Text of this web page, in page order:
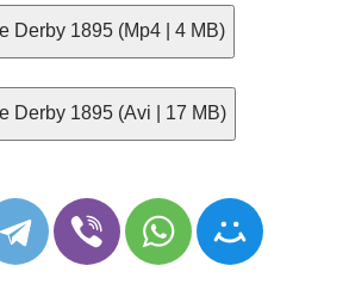
Derby 1895 (Mp4 | 4 MB)
Derby 1895 (Avi | 17 MB)